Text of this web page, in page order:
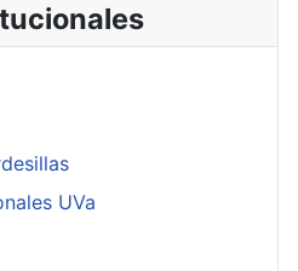
UVa